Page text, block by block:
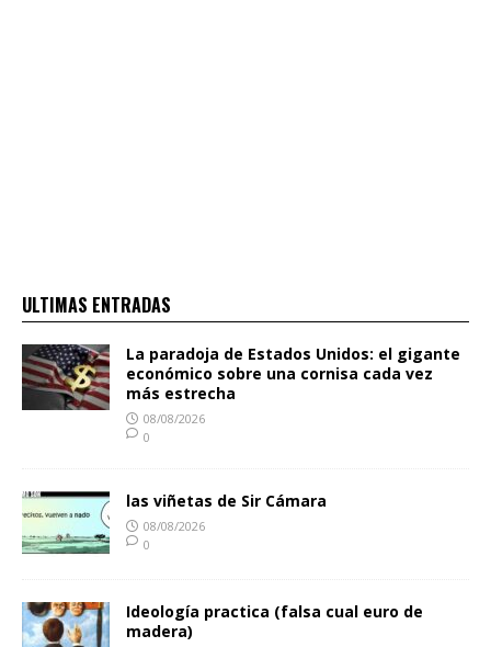
ULTIMAS ENTRADAS
La paradoja de Estados Unidos: el gigante
económico sobre una cornisa cada vez
más estrecha
08/08/2026
0
las viñetas de Sir Cámara
08/08/2026
0
Ideología practica (falsa cual euro de
madera)